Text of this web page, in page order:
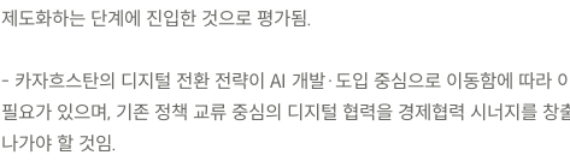
제도화하는 단계에 진입한 것으로 평가됨.
- 카자흐스탄의 디지털 전환 전략이 AI 개발·도입 중심으로 이동함에 따라
필요가 있으며, 기존 정책 교류 중심의 디지털 협력을 경제협력 시너지를 창
나가야 할 것임.